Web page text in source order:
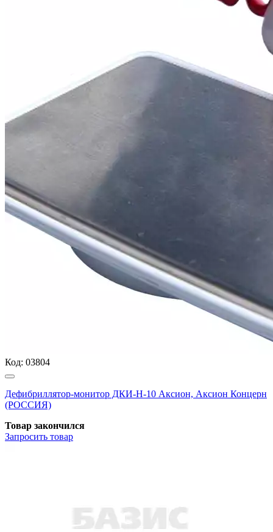
Код: 03804
Дефибриллятор-монитор ДКИ-Н-10 Аксион, Аксион Концерн
(РОССИЯ)
Товар закончился
Запросить товар